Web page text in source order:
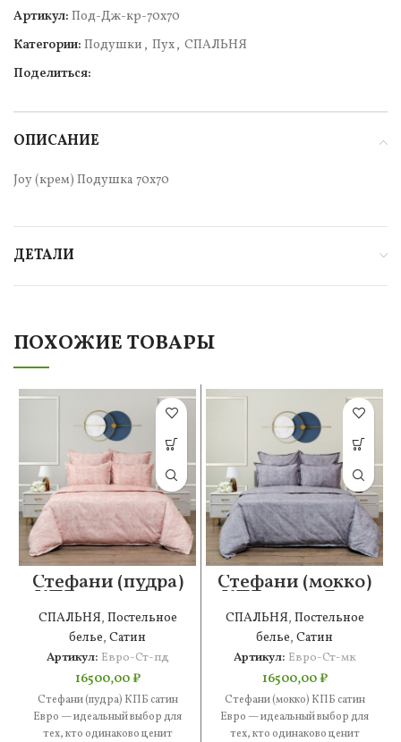
Артикул: Под-Дж-кр-70х70
Категории: Подушки , Пух, СПАЛЬНЯ
Поделиться:
ОПИСАНИЕ
Joy (крем) Подушка 70х70
ДЕТАЛИ
ПОХОЖИЕ ТОВАРЫ
Стефани (пудра)
КПБ сатин Евро
СПАЛЬНЯ, Постельное
белье, Сатин
Артикул: Евро-Ст-пд
16500,00₽
Стефани (пудра) КПБ сатин
Евро — идеальный выбор для
тех, кто одинаково ценит
Стефани (мокко)
КПБ сатин Евро
СПАЛЬНЯ, Постельное
белье, Сатин
Артикул: Евро-Ст-мк
16500,00₽
Стефани (мокко) КПБ сатин
Евро — идеальный выбор для
тех, кто одинаково ценит